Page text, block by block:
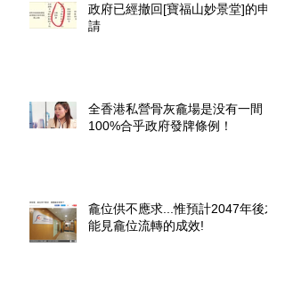
政府已經撤回[寶福山妙景堂]的申
請
全香港私營骨灰龕場是没有一間
100%合乎政府發牌條例！
龕位供不應求...惟預計2047年後才
能見龕位流轉的成效!